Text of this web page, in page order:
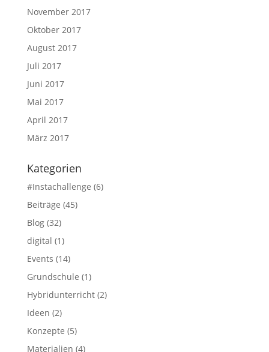
November 2017
Oktober 2017
August 2017
Juli 2017
Juni 2017
Mai 2017
April 2017
März 2017
Kategorien
#Instachallenge (6)
Beiträge (45)
Blog(32)
digital (1)
Events (14)
Grundschule (1)
Hybridunterricht(2)
Ideen (2)
Konzepte (5)
Materialien (4)